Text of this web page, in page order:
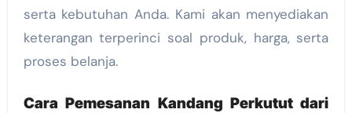
serta kebutuhan Anda. Kami akan menyediakan
keterangan terperinci soal produk, harga, serta
proses belanja.
Cara Pemesanan Kandang Perkutut dari